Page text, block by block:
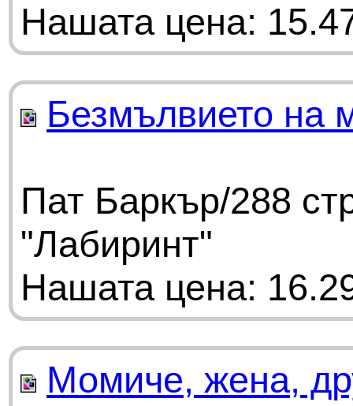
Нашата цена:
Безмълвието на
Пат Баркър/288
"Лабиринт"
Нашата цена:
Момиче, жена,